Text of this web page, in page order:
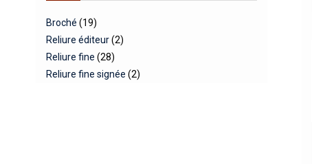
Broché (19)
Reliure éditeur(2)
Reliure fine (28)
Reliure fine signée (2)